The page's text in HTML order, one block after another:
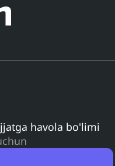
havola bo'limi